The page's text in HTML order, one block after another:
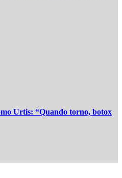
Urtis: “Quando torno, botox